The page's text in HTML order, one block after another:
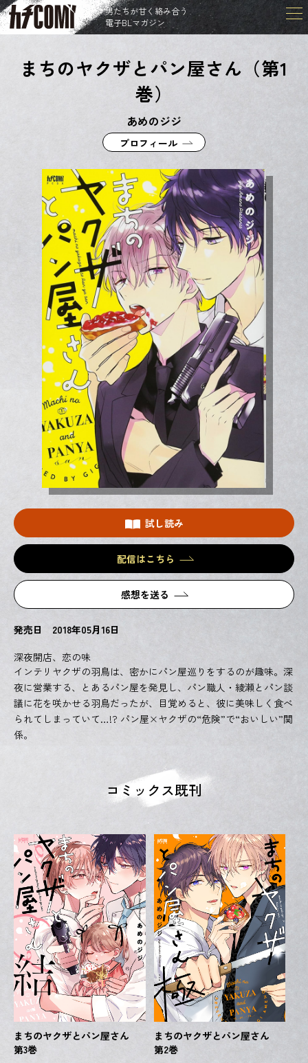
男たちが甘く絡み合う
電子BLマガジン
まちのヤクザとパン屋さん（第1
巻）
あめのジジ
プロフィール
深夜開店、恋の味
インテリヤクザの羽鳥は、密かにパン屋巡りをするのが趣味。深
夜に営業する、とあるパン屋を発見し、パン職人・綾瀬とパン談
議に花を咲かせる羽鳥だったが、目覚めると、彼に美味しく食べ
られてしまっていて…!? パン屋×ヤクザの“危険”で“おいしい”関
係。
発売日 2018年05月16日
試し読み
配信はこちら
感想を送る
コミックス既刊
まちのヤクザとパン屋さん
第3巻
まちのヤクザとパン屋さん
第2巻